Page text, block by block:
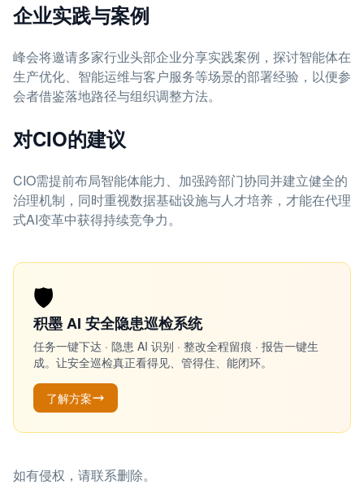
企业实践与案例
峰会将邀请多家行业头部企业分享实践案例，探讨智能体在
生产优化、智能运维与客户服务等场景的部署经验，以便参
会者借鉴落地路径与组织调整方法。
对CIO的建议
CIO需提前布局智能体能力、加强跨部门协同并建立健全的
治理机制，同时重视数据基础设施与人才培养，才能在代理
式AI变革中获得持续竞争力。
🛡️
积墨 AI 安全隐患巡检系统
任务一键下达 · 隐患 AI 识别 · 整改全程留痕 · 报告一键生
成。让安全巡检真正看得见、管得住、能闭环。
了解方案
如有侵权，请联系删除。